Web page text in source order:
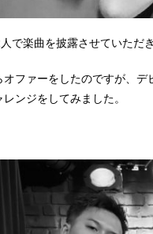
で楽曲を披露させていただ
オファーをしたのですが、
ンジをしてみました。